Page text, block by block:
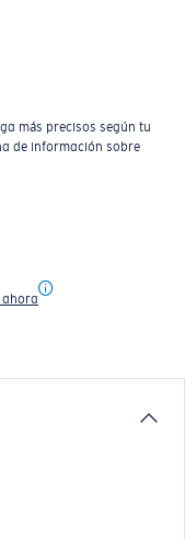
más precisos según tu
de información sobre
ahora